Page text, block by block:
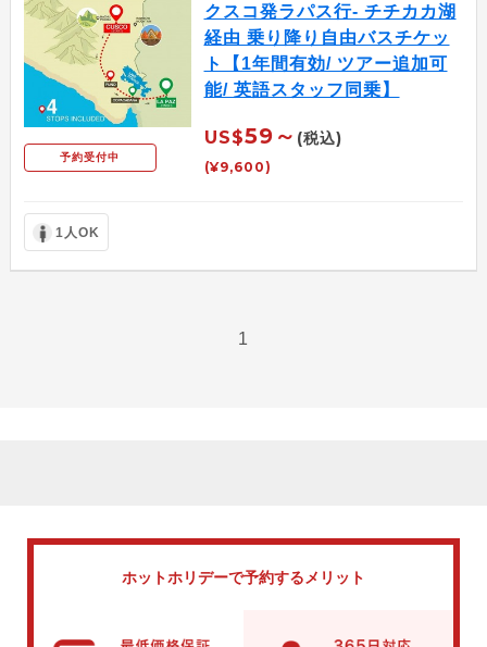
予約受付中
クスコ発ラパス行- チチカカ湖
経由 乗り降り自由バスチケッ
ト【1年間有効/ ツアー追加可
能/ 英語スタッフ同乗】
US$59～ (税込)
(¥9,600)
1人OK
1
ホットホリデーで予約するメリット